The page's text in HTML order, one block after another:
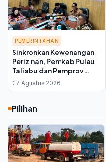
PEMERINTAHAN
Sinkronkan Kewenangan
Perizinan, Pemkab Pulau
Taliabu dan Pemprov
Malut Perkuat Koordinasi
Tata Ruang
07 Agustus 2026
Pilihan